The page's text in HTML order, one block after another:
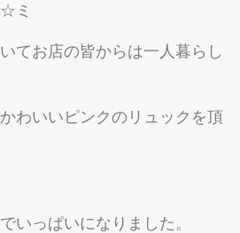
ミ
てお店の皆からは一人暮らし
わいいピンクのリュックを頂
いっぱいになりました。